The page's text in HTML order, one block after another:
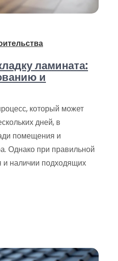
ламината:
и
который может
дней, в
помещения и
Однако при правильной
и наличии подходящих